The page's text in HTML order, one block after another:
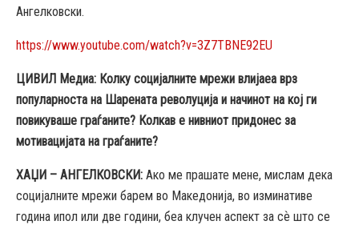
Ангелковски.
https://www.youtube.com/watch?v=3Z7TBNE92EU
ЦИВИЛ Медиа: Колку социјалните мрежи влијаеа врз
популарноста на Шарената револуција и начинот на кој ги
повикуваше граѓаните? Колкав е нивниот придонес за
мотивацијата на граѓаните?
ХАЏИ – АНГЕЛКОВСКИ: Ако ме прашате мене, мислам дека
социјалните мрежи барем во Македонија, во изминативе
година ипол или две години, беа клучен аспект за сѐ што се